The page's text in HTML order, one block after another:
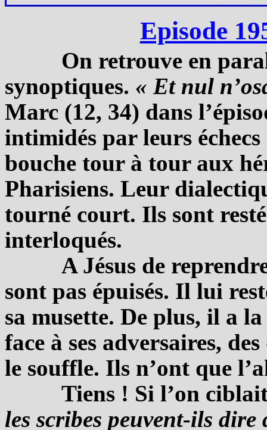
Episode
On retrouve en
synoptiques. « Et nul
Marc (12, 34) dans
intimidés par leurs
bouche tour à tour aux
Pharisiens. Leur
tourné court. Ils sont
interloqués.
A Jésus de
sont pas épuisés. Il lui
sa musette. De plus, il a
face à ses adversaires,
le souffle. Ils n’ont que
Tiens ! Si l’on
les scribes peuvent-ils